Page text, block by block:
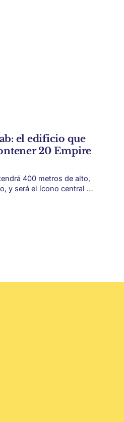
el edificio que
20 Empire
400 metros de alto,
y será el ícono central de
Visión 2030. Arabia